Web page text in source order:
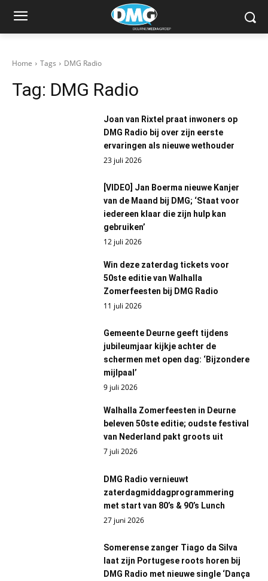
Home Tags DMG Radio
Tag: DMG Radio
Joan van Rixtel praat inwoners op
DMG Radio bij over zijn eerste
ervaringen als nieuwe wethouder
23 juli 2026
[VIDEO] Jan Boerma nieuwe Kanjer
van de Maand bij DMG; ‘Staat voor
iedereen klaar die zijn hulp kan
gebruiken’
12 juli 2026
Win deze zaterdag tickets voor
50ste editie van Walhalla
Zomerfeesten bij DMG Radio
11 juli 2026
Gemeente Deurne geeft tijdens
jubileumjaar kijkje achter de
schermen met open dag: ‘Bijzondere
mijlpaal’
9 juli 2026
Walhalla Zomerfeesten in Deurne
beleven 50ste editie; oudste festival
van Nederland pakt groots uit
7 juli 2026
DMG Radio vernieuwt
zaterdagmiddagprogrammering
met start van 80’s & 90’s Lunch
27 juni 2026
Somerense zanger Tiago da Silva
laat zijn Portugese roots horen bij
DMG Radio met nieuwe single ‘Dança